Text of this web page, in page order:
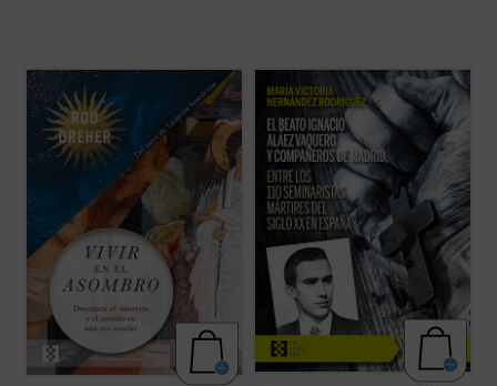
Rod Dreher narra cómo Occidente fue
perdiendo su capacidad de asombrarse,
cómo se «desencantó», y muestra, con
ejemplos concretos y profundamente
humanos, que ese encantamiento no ha
desaparecido: simplemente hemos
olvidado el sentido de la ...
(ver ficha)
La beatificación de estos 11 mártires, en
2026, coincide con el noventa aniversario
de la explosión sangrienta, en 1936, de la
persecución del siglo XX en España. La
postuladora de su Causa de beatificación
presenta aquí una breve pero ...
(ver ficha)